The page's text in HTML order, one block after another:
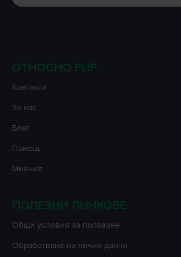
ОТНОСНО FLIP
Контакти
За нас
Блог
Помощ
Мнения
ПОЛЕЗНИ ЛИНКОВЕ
Oбщи условия за ползване
Oбработване на лични данни